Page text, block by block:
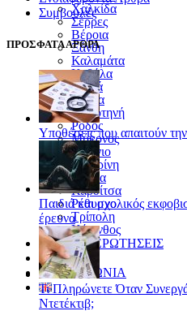
Χαλκίδα
Σέρρες
Βέροια
Ξάνθη
Καλαμάτα
Καβάλα
Χανιά
Λαμία
Κομοτηνή
Ρόδος
Μύκονος
Αγρίνιο
Κατερίνη
Δράμα
Καρδίτσα
Ρέθυμνο
Τρίπολη
Κόρινθος
ΣΥΧΝΕΣ ΕΡΩΤΗΣΕΙΣ
ΝΕΑ
ΕΠΙΚΟΙΝΩΝΙΑ
Συμβουλές
ΠΡΟΣΦΑΤΑ ΑΡΘΡΑ
Υποθέσεις που απαιτούν
Παιδιά και σχολικός
έρευνα
Τι Πληρώνετε Όταν
Ντετέκτιβ;